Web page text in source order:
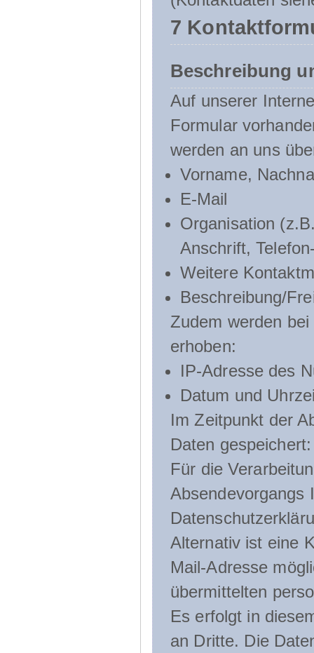
7
Beschreibung
Auf unserer
Formular
werden an uns
Vorname,
E-Mail
Organisation
Anschrift,
Weitere
Beschreibung/
Zudem werden
erhoben:
IP-Adresse des
Datum und
Im Zeitpunkt der
Daten gespeichert:
Für die
Absendevorgangs
Alternativ ist eine
Mail-Adresse
übermittelten
Es erfolgt in
an Dritte. Die